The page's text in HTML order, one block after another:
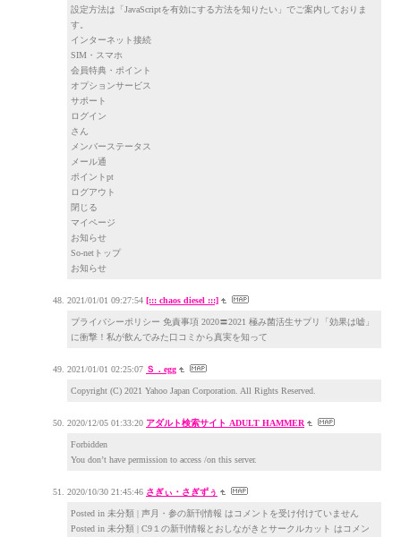
設定方法は「JavaScriptを有効にする方法を知りたい」でご案内しておりま
す。
インターネット接続
SIM・スマホ
会員特典・ポイント
オプションサービス
サポート
ログイン
さん
メンバーステータス
メール通
ポイントpt
ログアウト
閉じる
マイページ
お知らせ
So-netトップ
お知らせ
2021/01/01 09:27:54 [::: chaos diesel :::]
プライバシーポリシー 免責事項 2020〓2021 極み菌活生サプリ「効果は嘘」
に衝撃！私が飲んでみた口コミから真実を知って
2021/01/01 02:25:07 Ｓ．egg
Copyright (C) 2021 Yahoo Japan Corporation. All Rights Reserved.
2020/12/05 01:33:20 アダルト検索サイト ADULT HAMMER
Forbidden
You don’t have permission to access /on this server.
2020/10/30 21:45:46 さぎぃ・さぎずぅ
Posted in 未分類 | 声月・参の新刊情報 はコメントを受け付けていません
Posted in 未分類 | C9１の新刊情報とおしながきとサークルカット はコメン